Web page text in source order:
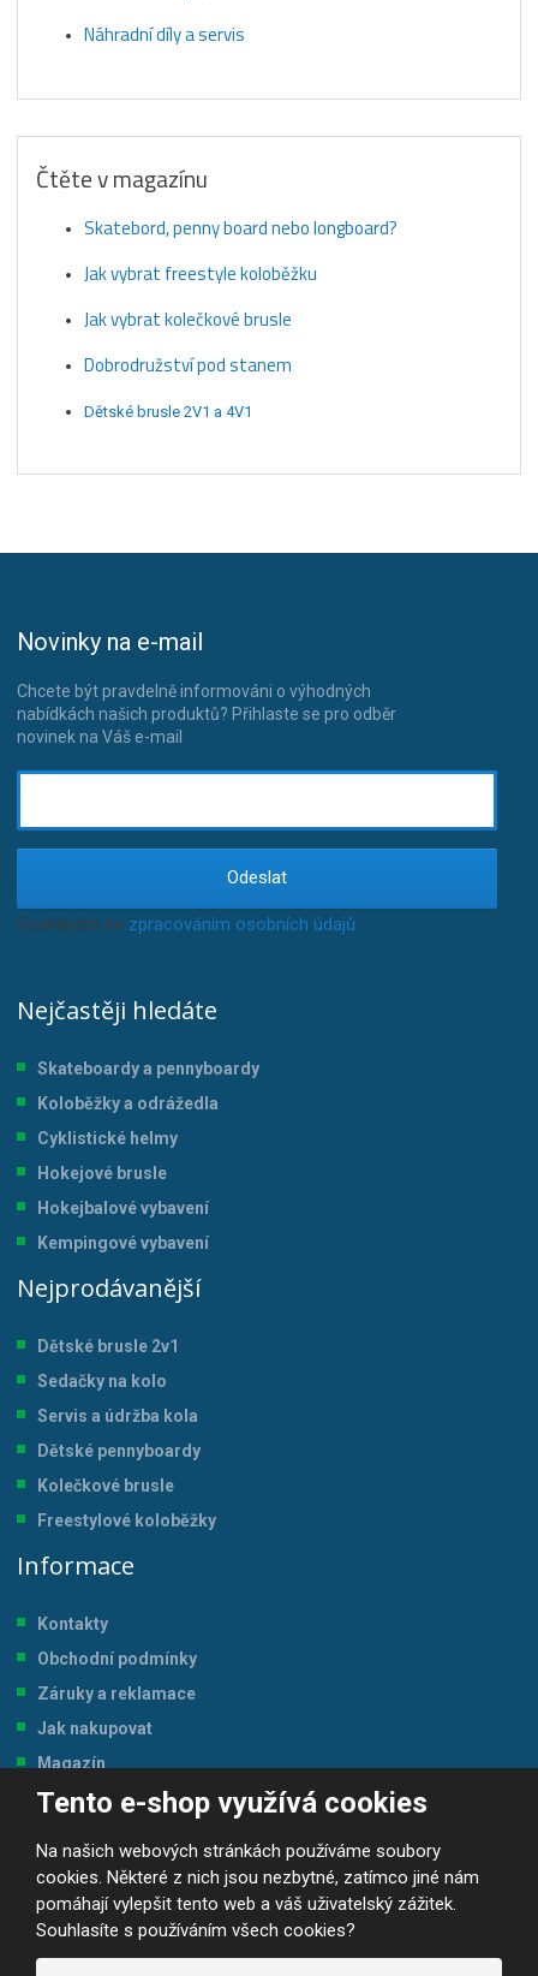
Tento e-shop využívá cookies
Na našich webových stránkách používáme soubory
cookies. Některé z nich jsou nezbytné, zatímco jiné nám
pomáhají vylepšit tento web a váš uživatelský zážitek.
Souhlasíte s používáním všech cookies?
Náhradní díly a servis
Čtěte v magazínu
Skatebord, penny board nebo longboard?
Jak vybrat freestyle koloběžku
Jak vybrat kolečkové brusle
Dobrodružství pod stanem
Dětské brusle 2V1 a 4V1
Novinky na e-mail
Chcete být pravdelně informováni o výhodných
nabídkách našich produktů? Přihlaste se pro odběr
novinek na Váš e-mail
Odeslat
Souhlasím se zpracováním osobních údajů
Nejčastěji hledáte
Skateboardy a pennyboardy
Koloběžky a odrážedla
Cyklistické helmy
Hokejové brusle
Hokejbalové vybavení
Kempingové vybavení
Nejprodávanější
Dětské brusle 2v1
Sedačky na kolo
Servis a údržba kola
Dětské pennyboardy
Kolečkové brusle
Freestylové koloběžky
Informace
Kontakty
Obchodní podmínky
Záruky a reklamace
Jak nakupovat
Magazín
Tabulka velikostí
© 2026, JP-SPORT.CZ SPORTOVNÍ POTŘEBY
Prohlášení o přístupnosti |Mapa stránek ||GDPR